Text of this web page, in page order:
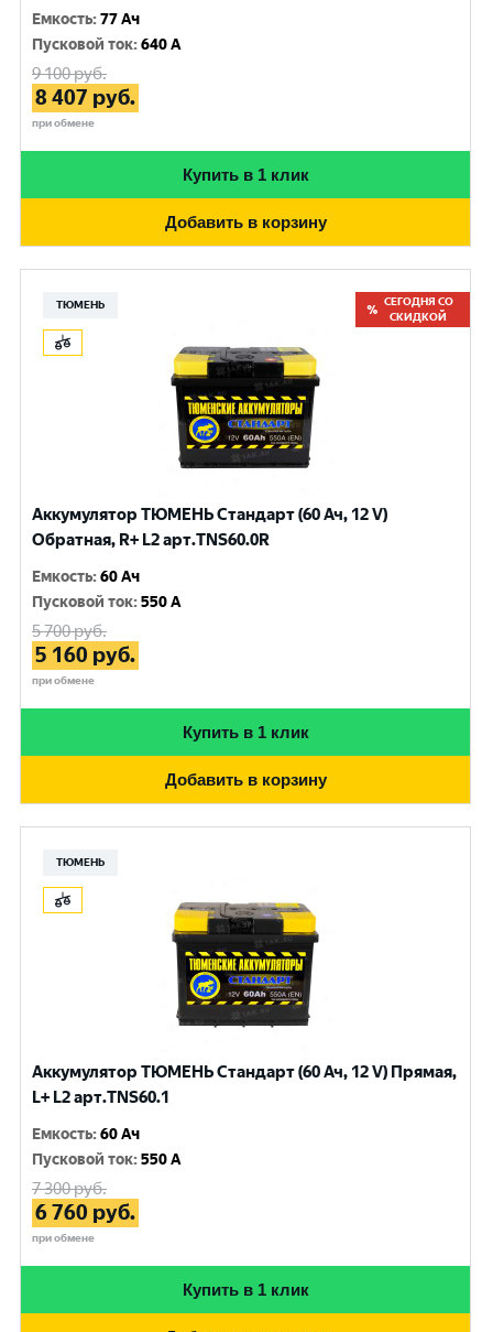
Емкость:77 Ач
Пусковой ток:640 A
9 100руб.
8 407 руб.
при обмене
Купить в 1 клик
Добавить в корзину
ТЮМЕНЬ
СЕГОДНЯ СО
СКИДКОЙ
Аккумулятор ТЮМЕНЬ Стандарт (60 Ач, 12 V)
Обратная, R+ L2 арт.TNS60.0R
Емкость:60 Ач
Пусковой ток:550 A
5 700руб.
5 160 руб.
при обмене
Купить в 1 клик
Добавить в корзину
ТЮМЕНЬ
Аккумулятор ТЮМЕНЬ Стандарт (60 Ач, 12 V) Прямая,
L+ L2 арт.TNS60.1
Емкость:60 Ач
Пусковой ток:550 A
7 300руб.
6 760 руб.
при обмене
Купить в 1 клик